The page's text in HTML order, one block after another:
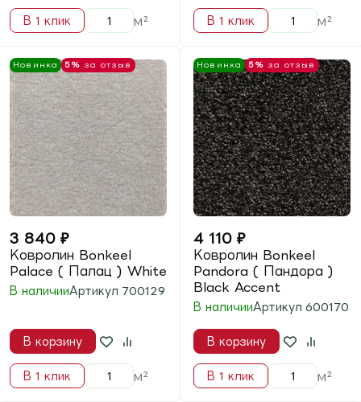
Артикул 600274
В корзину
В 1 клик м²
В наличии
Артикул 600232
В корзину
В 1 клик м²
Новинка 5%за отзыв
Ковролин Bonkeel
Parliament (
Парламент ) Graphit
В наличии
Новинка 5%за отзыв
Ковролин Bonkeel
Parliament (
Парламент ) Green
В наличии